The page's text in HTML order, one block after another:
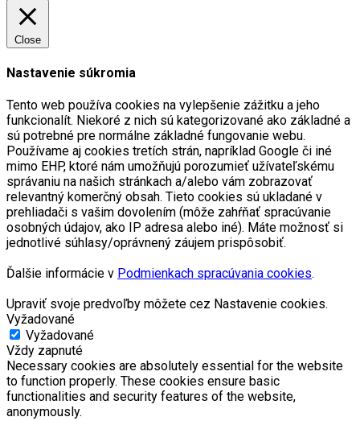
Close
Nastavenie súkromia
Tento web používa cookies na vylepšenie zážitku a jeho
funkcionalít. Niekoré z nich sú kategorizované ako základné a
sú potrebné pre normálne základné fungovanie webu.
Používame aj cookies tretích strán, napríklad Google či iné
mimo EHP, ktoré nám umožňujú porozumieť užívateľskému
správaniu na našich stránkach a/alebo vám zobrazovať
relevantný komerčný obsah. Tieto cookies sú ukladané v
prehliadači s vašim dovolením (môže zahŕňať spracúvanie
osobných údajov, ako IP adresa alebo iné). Máte možnosť si
jednotlivé súhlasy/oprávnený záujem prispôsobiť.
Ďalšie informácie v Podmienkach spracúvania cookies.
Upraviť svoje predvoľby môžete cez Nastavenie cookies.
Vyžadované
Vyžadované
Vždy zapnuté
Necessary cookies are absolutely essential for the website
to function properly. These cookies ensure basic
functionalities and security features of the website,
anonymously.